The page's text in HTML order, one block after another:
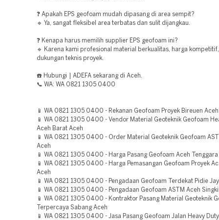
❓ Apakah EPS geofoam mudah dipasang di area sempit?
🔹 Ya, sangat fleksibel area terbatas dan sulit dijangkau.
❓ Kenapa harus memilih supplier EPS geofoam ini?
🔹 Karena kami profesional material berkualitas, harga
dukungan teknis proyek.
☎️ Hubungi | ADEFA sekarang di Aceh.
📞 WA: WA 0821 1305 0400
📱 WA 0821 1305 0400 - Rekanan Geofoam Proyek Bireuen Aceh
📱 WA 0821 1305 0400 - Vendor Material Geoteknik Geofoam
Aceh Barat Aceh
📱 WA 0821 1305 0400 - Order Material Geoteknik Geofoam
Aceh
📱 WA 0821 1305 0400 - Harga Pasang Geofoam Aceh Tenggara
📱 WA 0821 1305 0400 - Harga Pemasangan Geofoam Proyek
Aceh
📱 WA 0821 1305 0400 - Pengadaan Geofoam Terdekat Pidie
📱 WA 0821 1305 0400 - Pengadaan Geofoam ASTM Aceh
📱 WA 0821 1305 0400 - Kontraktor Pasang Material Geoteknik
Terpercaya Sabang Aceh
📱 WA 0821 1305 0400 - Jasa Pasang Geofoam Jalan Heavy